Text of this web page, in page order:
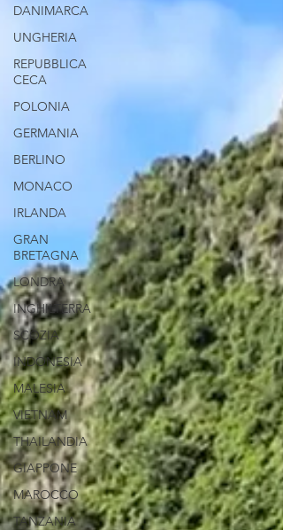
DANIMARCA
UNGHERIA
REPUBBLICA
CECA
POLONIA
GERMANIA
BERLINO
MONACO
IRLANDA
GRAN
BRETAGNA
LONDRA
INGHILTERRA
SCOZIA
INDONESIA
MALESIA
VIETNAM
THAILANDIA
GIAPPONE
MAROCCO
TANZANIA